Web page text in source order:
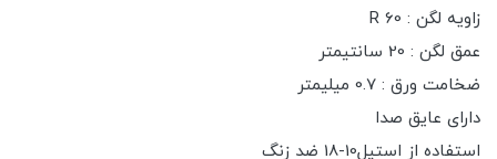
زاویه لگن : R 60
عمق لگن : 20 سانتیمتر
ضخامت ورق : 0.7 میلیمتر
داراى عایق صدا
استفاده از استیل10-18 ضد زنگ